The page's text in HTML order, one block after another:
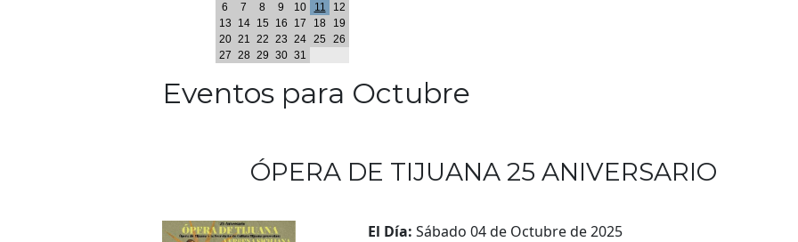
6
7 8 9 10 11
12
13
14 15 16 17 18
19
20 21 22 23 24 25
26
27 28 29 30 31
Eventos para Octubre
ÓPERA DE TIJUANA 25 ANIVERSARIO
El Día: Sábado 04 de Octubre de 2025